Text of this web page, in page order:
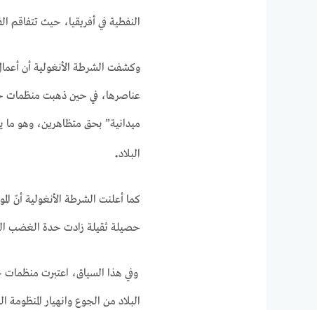
النفطية في أفريقيا، حيث تتفاقم
عناصرها، في حين ذهبت منظمات
ميدانية” بحق متظاهرين، وهو
البلاد.
حصيلة ثقيلة زادت حدة الغضب
وفي هذا السياق، اعتبرت
البلاد من الجوع وانهيار